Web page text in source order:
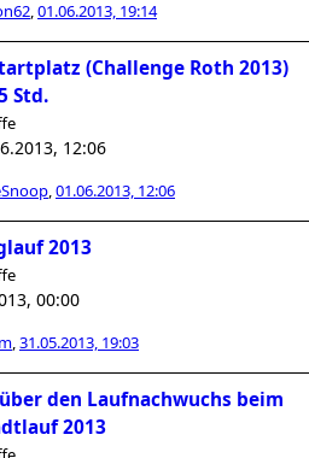
,01.06.2013, 19:14
(Challenge Roth 2013)
Std.
12:06
,01.06.2013, 12:06
2013
00:00
,31.05.2013, 19:03
den Laufnachwuchs beim
2013